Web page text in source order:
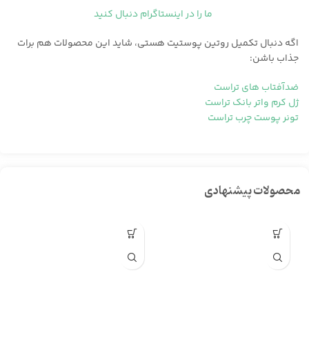
ما را در اینستاگرام دنبال کنید
اگه دنبال تکمیل روتین پوستیت هستی، شاید این محصولات هم برات
جذاب باشن:
ضدآفتاب های تراست
ژل کرم واتر بانک تراست
تونر پوست چرب تراست
محصولات پیشنهادی